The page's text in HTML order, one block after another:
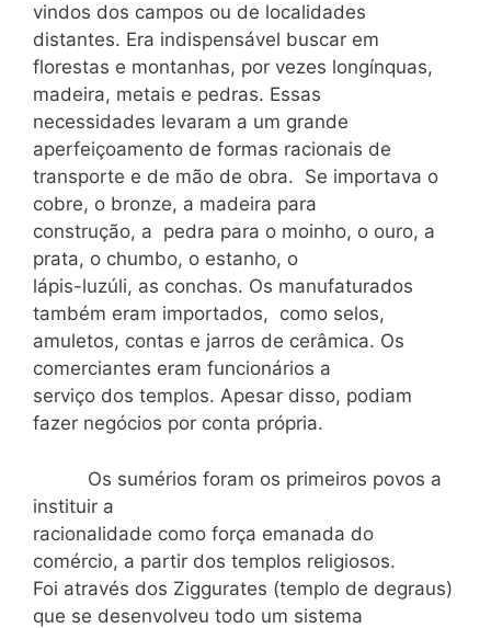
vindos dos campos ou de localidades
distantes. Era indispensável buscar em
florestas e montanhas, por vezes longínquas,
madeira, metais e pedras. Essas
necessidades levaram a um grande
aperfeiçoamento de formas racionais de
transporte e de mão de obra. Se importava o
cobre, o bronze, a madeira para
construção, a pedra para o moinho, o ouro, a
prata, o chumbo, o estanho, o
lápis-luzúli, as conchas. Os manufaturados
também eram importados, como selos,
amuletos, contas e jarros de cerâmica. Os
comerciantes eram funcionários a
serviço dos templos. Apesar disso, podiam
fazer negócios por conta própria.
Os sumérios foram os primeiros povos a
instituir a
racionalidade como força emanada do
comércio, a partir dos templos religiosos.
Foi através dos Ziggurates (templo de degraus)
que se desenvolveu todo um sistema